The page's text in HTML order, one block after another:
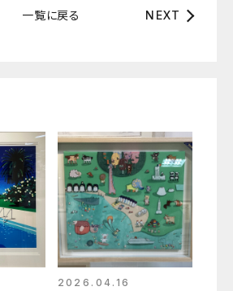
一覧に戻る NEXT
2026.04.16